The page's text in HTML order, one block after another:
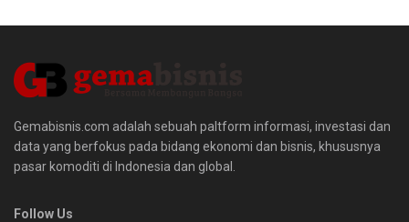
Gemabisnis.com adalah sebuah paltform informasi, investasi dan
data yang berfokus pada bidang ekonomi dan bisnis, khususnya
pasar komoditi di Indonesia dan global.
Follow Us